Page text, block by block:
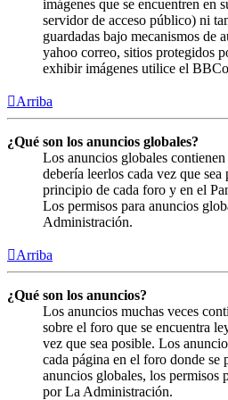
imágenes que se encuentren en
servidor de acceso público) ni
guardadas bajo mecanismos de
yahoo correo, sitios protegidos
exhibir imágenes utilice el
Arriba
¿Qué son los anuncios globales?
Los anuncios globales
debería leerlos cada vez que
principio de cada foro y en el
Los permisos para anuncios
Administración.
Arriba
¿Qué son los anuncios?
Los anuncios muchas veces
sobre el foro que se encuentra
vez que sea posible. Los
cada página en el foro donde
anuncios globales, los permisos
por La Administración.